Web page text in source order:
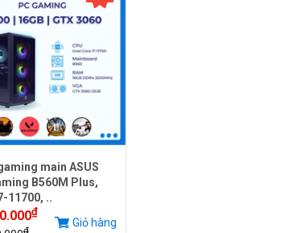
main ASUS
B560M Plus,
11700, ..
₫
₫
Giỏ hàng